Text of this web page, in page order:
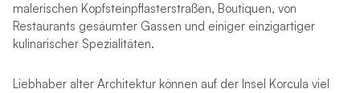
malerischen Kopfsteinpflasterstraßen, Boutiquen, von
Restaurants gesäumter Gassen und einiger einzigartiger
kulinarischer Spezialitäten.
Liebhaber alter Architektur können auf der Insel Korcula viel